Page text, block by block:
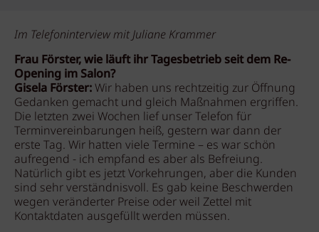
Im Telefoninterview mit Juliane Krammer
Frau Förster, wie läuft ihr Tagesbetrieb seit dem Re-
Opening im Salon?
Gisela Förster:Wir haben uns rechtzeitig zur Öffnung
Gedanken gemacht und gleich Maßnahmen ergriffen.
Die letzten zwei Wochen lief unser Telefon für
Terminvereinbarungen heiß, gestern war dann der
erste Tag. Wir hatten viele Termine – es war schön
aufregend - ich empfand es aber als Befreiung.
Natürlich gibt es jetzt Vorkehrungen, aber die Kunden
sind sehr verständnisvoll. Es gab keine Beschwerden
wegen veränderter Preise oder weil Zettel mit
Kontaktdaten ausgefüllt werden müssen.